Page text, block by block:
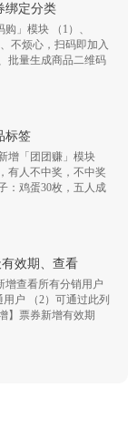
绑定分类
」模块 （1）、
不烦心，扫码即加入
批量生成商品二维码
标签
增「团团赚」模块
有人不中奖，不中奖
：鸡蛋30枚，五人成
效期、查看
增查看所有分销用户
户 （2）可通过此列
】票券新增有效期